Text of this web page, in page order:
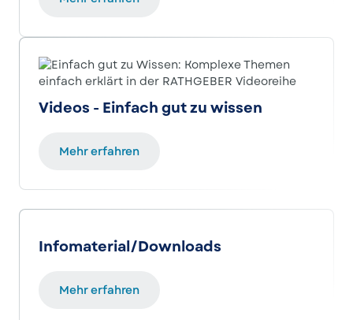
Videos - Einfach gut zu wissen
Mehr erfahren
Infomaterial/Downloads
Mehr erfahren